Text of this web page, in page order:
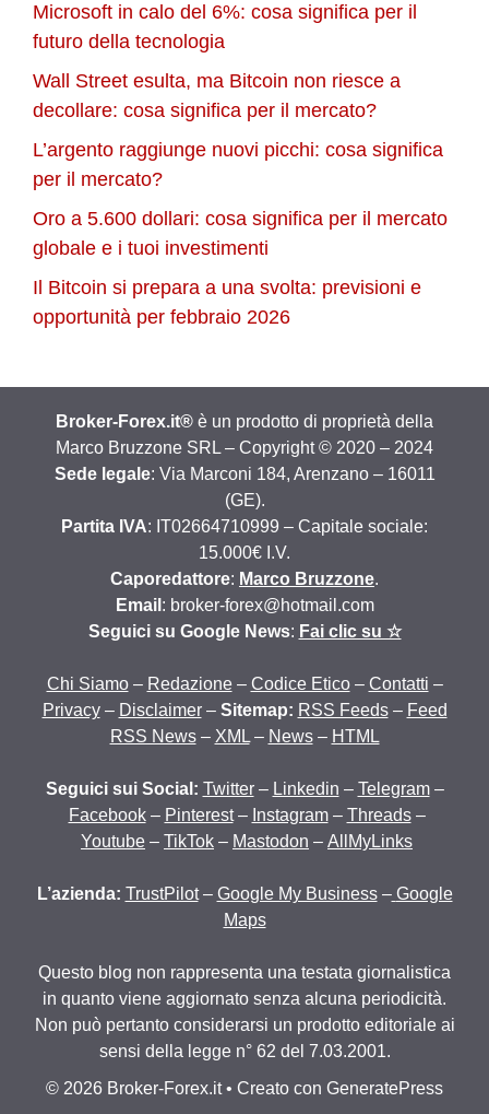
Microsoft in calo del 6%: cosa significa per il
futuro della tecnologia
Wall Street esulta, ma Bitcoin non riesce a
decollare: cosa significa per il mercato?
L’argento raggiunge nuovi picchi: cosa significa
per il mercato?
Oro a 5.600 dollari: cosa significa per il mercato
globale e i tuoi investimenti
Il Bitcoin si prepara a una svolta: previsioni e
opportunità per febbraio 2026
Broker-Forex.it® è un prodotto di proprietà della
Marco Bruzzone SRL – Copyright © 2020 – 2024
Sede legale: Via Marconi 184, Arenzano – 16011
(GE).
Partita IVA: IT02664710999 – Capitale sociale:
15.000€ I.V.
Caporedattore: Marco Bruzzone.
Email : broker-forex@hotmail.com
Seguici su Google News: Fai clic su ☆
Chi Siamo– Redazione– Codice Etico– Contatti –
Privacy– Disclaimer– Sitemap: RSS Feeds– Feed
RSS News– XML– News– HTML
Seguici sui Social: Twitter– Linkedin – Telegram–
Facebook– Pinterest– Instagram– Threads–
Youtube – TikTok – Mastodon – AllMyLinks
L’azienda: TrustPilot– Google My Business– Google
Maps
Questo blog non rappresenta una testata giornalistica
in quanto viene aggiornato senza alcuna periodicità.
Non può pertanto considerarsi un prodotto editoriale ai
sensi della legge n° 62 del 7.03.2001.
© 2026 Broker-Forex.it• Creato con GeneratePress